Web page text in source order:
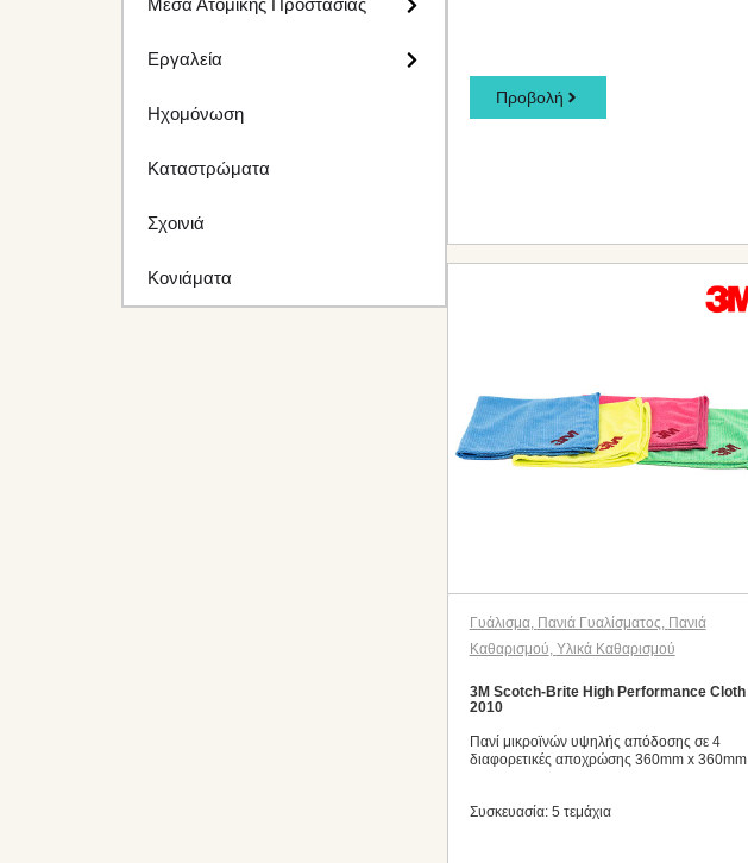
Μέσα Ατομικής Προστασίας
Εργαλεία
Ηχομόνωση
Καταστρώματα
Σχοινιά
Κονιάματα
Προβολή
Γυάλισμα, Πανιά Γυαλίσματος Πανιά
Καθαρισμού Υλικά Καθαρισμού
3M Scotch-Brite High Performance Cloth
2010
Πανί μικροϊνών υψηλής απόδοσης σε 4
διαφορετικές αποχρώσης 360mm x 360mm
Συσκευασία: 5 τεμάχια